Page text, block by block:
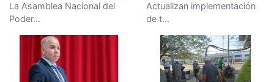
La Asamblea Nacional del
Poder...
Actualizan implementación
de t...